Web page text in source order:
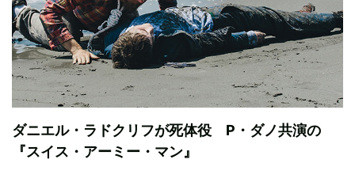
ダニエル・ラドクリフが死体役 P・ダノ共演の
『スイス・アーミー・マン』